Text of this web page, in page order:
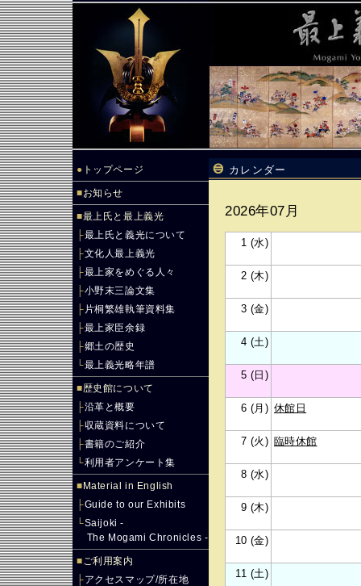
● トップページ
■お知らせ
■最上氏と最上義光
├最上氏と義光について
├文化人最上義光
├最上家をめぐる人々
├小野末三論文集
├ 片桐繁雄執筆資料集
├最上家臣余録
├郷土の歴史
└最上義光略年譜
■歴史館について
├沿革と概要
├収蔵資料について
├書籍のご紹介
└利用者アンケート集
■ Material in English
├Guide to our Exhibits
└Saijoki -
The Mogami Chronicles -
■ご利用案内
├アクセスマップ/所在地
カレンダー
2026年07月
1 (水)
2 (木)
3 (金)
4 (土)
5 (日)
6 (月) 休館日
7 (火) 臨時休館
8 (水)
9 (木)
10 (金)
11 (土)